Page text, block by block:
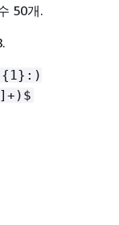
50개.
{ 1}:)